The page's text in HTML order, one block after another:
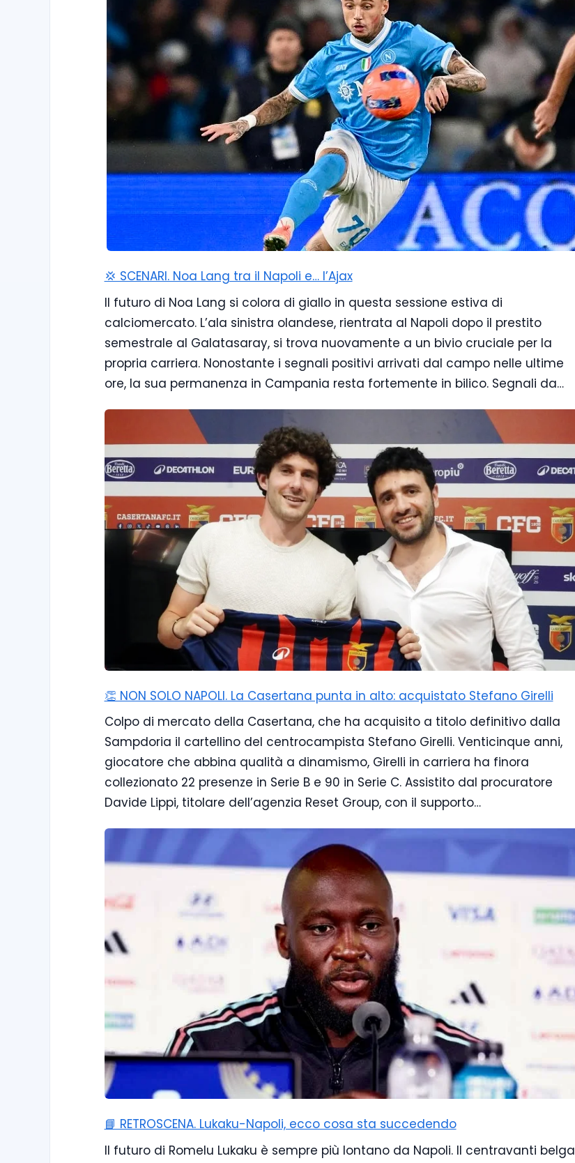
💢 SCENARI. Noa Lang tra il Napoli e… l’Ajax
Il futuro di Noa Lang si colora di giallo in questa sessione estiva di
calciomercato. L’ala sinistra olandese, rientrata al Napoli dopo il prestito
semestrale al Galatasaray, si trova nuovamente a un bivio cruciale per la
propria carriera. Nonostante i segnali positivi arrivati dal campo nelle ultime
ore, la sua permanenza in Campania resta fortemente in bilico. Segnali da…
👏 NON SOLO NAPOLI. La Casertana punta in alto: acquistato Stefano Girelli
Colpo di mercato della Casertana, che ha acquisito a titolo definitivo dalla
Sampdoria il cartellino del centrocampista Stefano Girelli. Venticinque anni,
giocatore che abbina qualità a dinamismo, Girelli in carriera ha finora
collezionato 22 presenze in Serie B e 90 in Serie C. Assistito dal procuratore
Davide Lippi, titolare dell’agenzia Reset Group, con il supporto…
📘 RETROSCENA. Lukaku-Napoli, ecco cosa sta succedendo
Il futuro di Romelu Lukaku è sempre più lontano da Napoli. Il centravanti belga